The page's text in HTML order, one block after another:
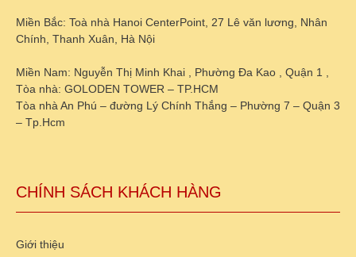
Miền Bắc: Toà nhà Hanoi CenterPoint, 27 Lê văn lương, Nhân
Chính, Thanh Xuân, Hà Nội
Miền Nam: Nguyễn Thị Minh Khai , Phường Đa Kao , Quận 1 ,
Tòa nhà: GOLODEN TOWER – TP.HCM
Tòa nhà An Phú – đường Lý Chính Thắng – Phường 7 – Quận 3
– Tp.Hcm
CHÍNH SÁCH KHÁCH HÀNG
Giới thiệu